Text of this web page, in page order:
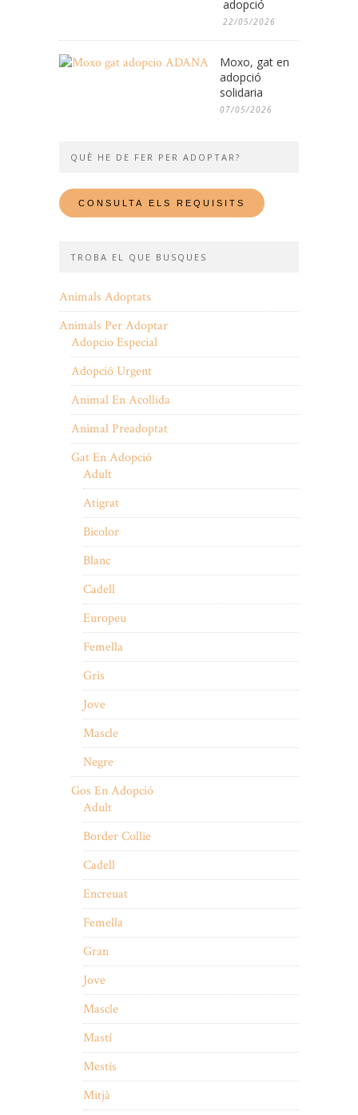
adopció
22/05/2026
Moxo, gat en
adopció
solidaria
07/05/2026
QUÈ HE DE FER PER ADOPTAR?
TROBA EL QUE BUSQUES
Animals Adoptats
Animals Per Adoptar
Adopcio Especial
Adopció Urgent
Animal En Acollida
Animal Preadoptat
Gat En Adopció
Adult
Atigrat
Bicolor
Blanc
Cadell
Europeu
Femella
Gris
Jove
Mascle
Negre
Gos En Adopció
Adult
Border Collie
Cadell
Encreuat
Femella
Gran
Jove
Mascle
Mastí
Mestís
Mitjà